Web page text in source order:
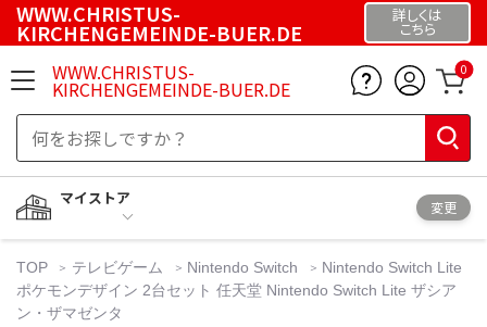
WWW.CHRISTUS-
KIRCHENGEMEINDE-BUER.DE
詳しくは
こちら
WWW.CHRISTUS-
KIRCHENGEMEINDE-BUER.DE
0
マイストア
変更
TOP テレビゲーム Nintendo Switch
Nintendo Switch Lite
ポケモンデザイン 2台セット 任天堂 Nintendo Switch Lite ザシア
ン・ザマゼンタ